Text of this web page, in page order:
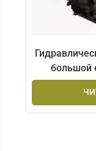
большой